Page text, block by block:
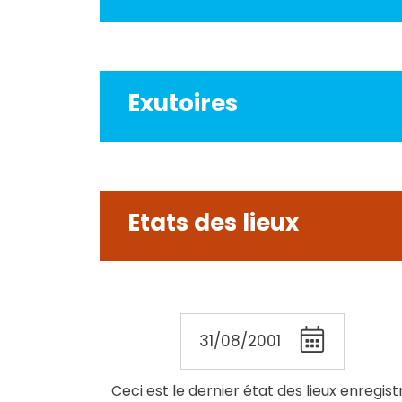
Exutoires
Etats des lieux
31/08/2001
Ceci est le dernier état des lieux